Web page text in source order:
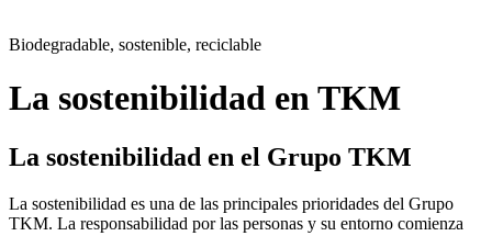
Biodegradable, sostenible, reciclable
La sostenibilidad en TKM
La sostenibilidad en el Grupo TKM
La sostenibilidad es una de las principales prioridades del Grupo
TKM. La responsabilidad por las personas y su entorno comienza